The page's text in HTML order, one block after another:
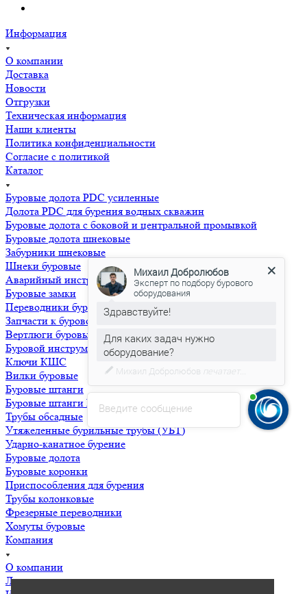
Информация
О компании
Доставка
Новости
Отгрузки
Техническая информация
Наши клиенты
Политика конфиденциальности
Согласие с политикой
Каталог
Буровые долота PDC усиленные
Долота PDC для бурения водных скважин
Буровые долота с бoковой и центральной промывкой
Буровые долота шнековые
Забурники шнековые
Шнеки буровые
Аварийный инструмент
Буровые замки
Переводники буровые
Запчасти к буровому насосу НБ-32,50
Вертлюги буровые
Буровой инструмент для ГНБ
Ключи КШС
Вилки буровые
Буровые штанги
Буровые штанги ГНБ
Трубы обсадные
Утяжеленные бурильные трубы (УБТ)
Ударно-канатное бурение
Буровые долота
Буровые коронки
Приспособления для бурения
Трубы колонковые
Фрезерные переводники
Хомуты буровые
Компания
О компании
Лицензии
Введите сообщение
Михаил Добролюбов
Эксперт по подбору бурового
оборудования
Для каких задач нужно
оборудование?